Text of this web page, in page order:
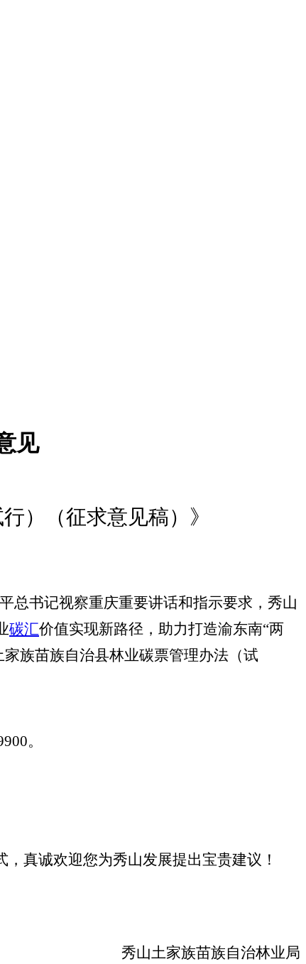
见
）（征求意见稿）》
总书记视察重庆重要讲话和指示要求，秀山
碳汇价值实现新路径，助力打造渝东南“两
族苗族自治县林业碳票管理办法（试
。
真诚欢迎您为秀山发展提出宝贵建议！
秀山土家族苗族自治林业局